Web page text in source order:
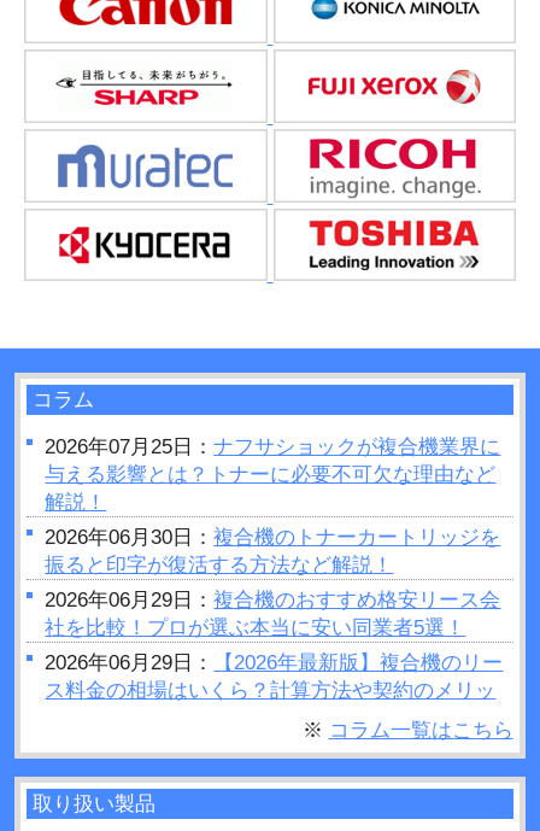
コラム
2026年07月25日：ナフサショックが複合機業界に
与える影響とは？トナーに必要不可欠な理由など
解説！
2026年06月30日：複合機のトナーカートリッジを
振ると印字が復活する方法など解説！
2026年06月29日：複合機のおすすめ格安リース会
社を比較！プロが選ぶ本当に安い同業者5選！
2026年06月29日：
【2026年最新版】複合機のリー
ス料金の相場はいくら？計算方法や契約のメリッ
2026年06月28日：プリンターの設定が勝手に変わ
るのはなぜ？原因や対処法など解説！
2026年06月26日：複合機で製本はできるの？製本
※ コラム一覧はこちら
取り扱い製品